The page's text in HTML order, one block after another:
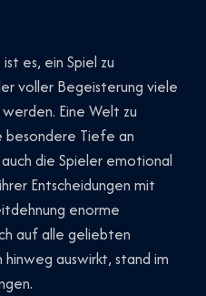
es, ein Spiel zu
voller Begeisterung viele
Eine Welt zu
besondere Tiefe an
die Spieler emotional
Entscheidungen mit
enorme
auf alle geliebten
auswirkt, stand im